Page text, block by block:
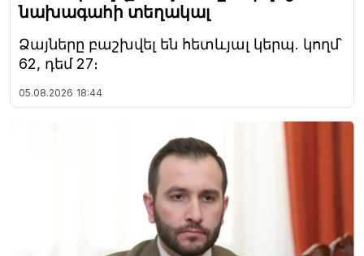
նախագահի տեղակալ
Ձայները բաշխվել են հետևյալ կերպ. կողմ՝
62, դեմ 27։
05.08.2026 18:44